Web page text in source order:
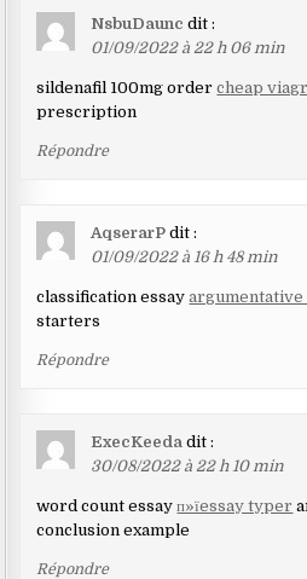
NsbuDaunc dit :
01/09/2022 à 22 h 06 min
sildenafil 100mg ordercheap
prescription
Répondre
AqserarP dit :
01/09/2022 à 16 h 48 min
classification essayargumentative
starters
Répondre
ExecKeeda dit :
30/08/2022 à 22 h 10 min
word count essayп»їessay typer
conclusion example
Répondre